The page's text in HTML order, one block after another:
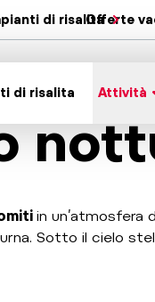
di risalitaOfferte
di risalita Attività
in un’atmosfera
Sotto il cielo